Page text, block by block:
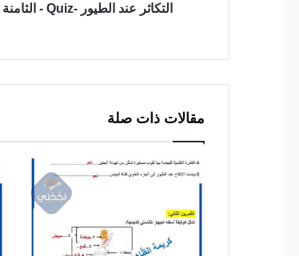
التكاثر عند الطيور -Quiz - الثامنة أساسي
مقالات ذات صلة